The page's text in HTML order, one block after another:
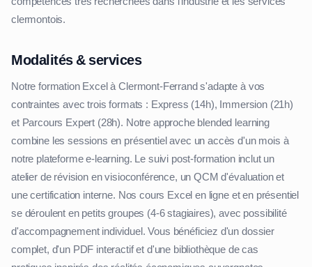
clermontois.
Modalités & services
Notre formation Excel à Clermont-Ferrand s'adapte à vos
contraintes avec trois formats : Express (14h), Immersion (21h)
et Parcours Expert (28h). Notre approche blended learning
combine les sessions en présentiel avec un accès d'un mois à
notre plateforme e-learning. Le suivi post-formation inclut un
atelier de révision en visioconférence, un QCM d'évaluation et
une certification interne. Nos cours Excel en ligne et en présentiel
se déroulent en petits groupes (4-6 stagiaires), avec possibilité
d'accompagnement individuel. Vous bénéficiez d'un dossier
complet, d'un PDF interactif et d'une bibliothèque de cas